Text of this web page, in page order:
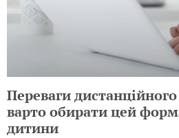
Переваги
варто обирати цей
дитини